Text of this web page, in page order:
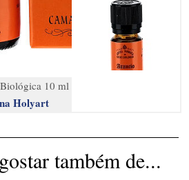
10 ml
Holyart
também de...